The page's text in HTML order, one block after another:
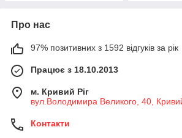
Про нас
97% позитивних з 1592 відгуків за рік
Працює з 18.10.2013
м. Кривий Ріг
вул.Володимира Великого, 40, Кривий
Контакти